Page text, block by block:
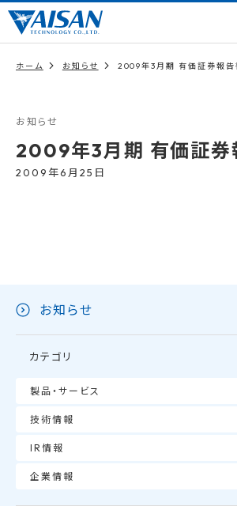
ホーム お知らせ 2009年3月期 有価証券報告
お知らせ
2009年3月期 有価証券
2009年6月25日
お知らせ
カテゴリ
製品・サービス
技術情報
IR情報
企業情報